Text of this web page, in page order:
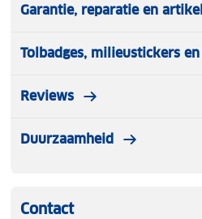
Garantie, reparatie en
Tolbadges, milieustickers
Reviews
Duurzaamheid
Contact